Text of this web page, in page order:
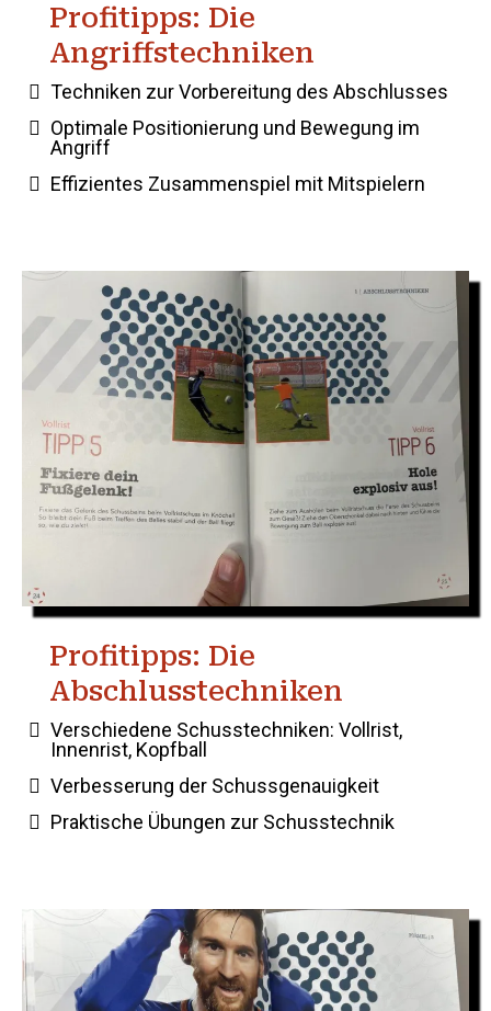
Profitipps: Die
Angriffstechniken
Techniken zur Vorbereitung des Abschlusses
Optimale Positionierung und Bewegung im
Angriff
Effizientes Zusammenspiel mit Mitspielern
Profitipps: Die
Abschlusstechniken
Verschiedene Schusstechniken: Vollrist,
Innenrist, Kopfball
Verbesserung der Schussgenauigkeit
Praktische Übungen zur Schusstechnik